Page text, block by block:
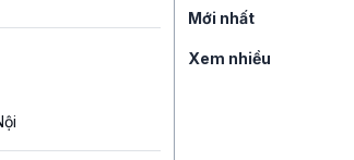
Mới nhất
Xem nhiều